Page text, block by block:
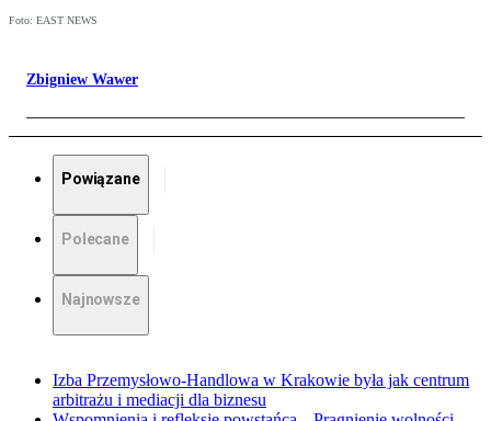
Foto: EAST NEWS
Zbigniew Wawer
Powiązane
Polecane
Najnowsze
Izba Przemysłowo-Handlowa w Krakowie była jak centrum
arbitrażu i mediacji dla biznesu